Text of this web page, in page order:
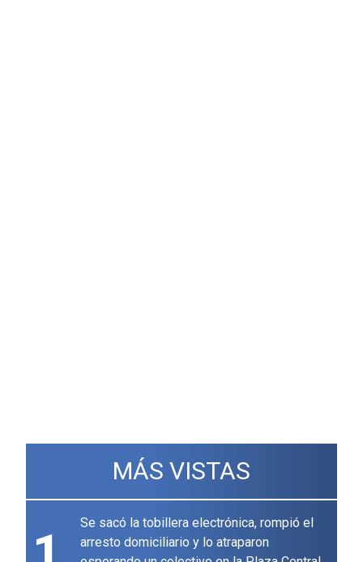
MÁS VISTAS
Se sacó la tobillera electrónica, rompió el
arresto domiciliario y lo atraparon